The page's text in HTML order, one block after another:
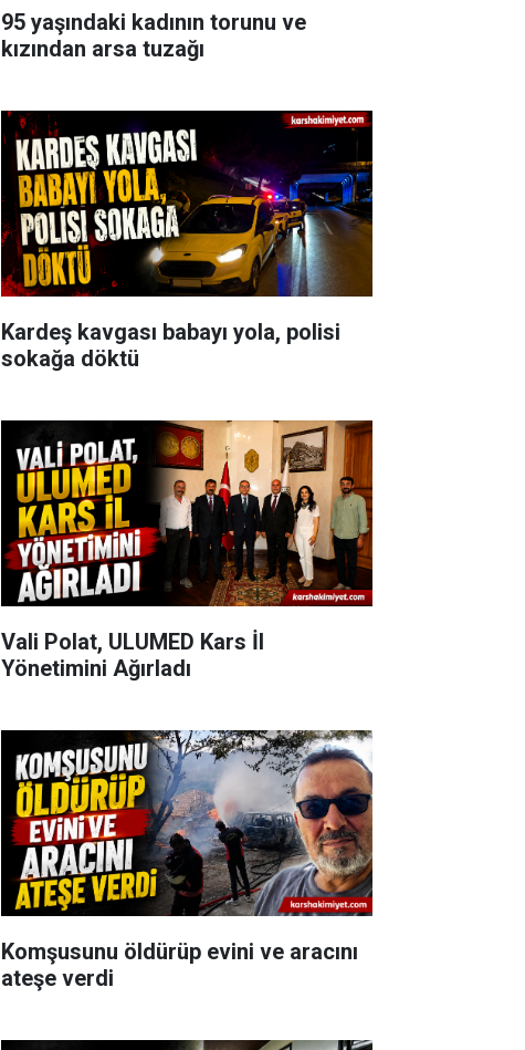
95 yaşındaki kadının torunu ve
kızından arsa tuzağı
Kardeş kavgası babayı yola, polisi
sokağa döktü
Vali Polat, ULUMED Kars İl
Yönetimini Ağırladı
Komşusunu öldürüp evini ve aracını
ateşe verdi